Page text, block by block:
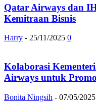
Qatar Airways dan
Kemitraan Bisnis
Harry - 25/11/2025 0
Kolaborasi
Airways untuk
Bonita Ningsih - 07/05/2025